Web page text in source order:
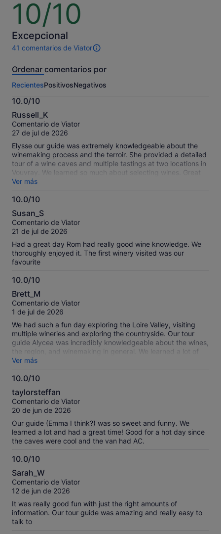
10/10
10
sobre
10
Excepcional
41 comentarios de Viator
41 comentarios
esta
Más
información
sobre
nuestros
comentarios
contrastados.
Ordenar comentarios por
RecientesPositivosNegativos
10.0/10
10.0
sobre
10
Russell_K
Comentario de Viator
27 de jul de 2026
Elysse our guide was extremely knowledgeable about the
winemaking process and the terroir. She provided a detailed
tour of a wine caves and multiple tastings at two locations in
Vouvray. We learned so much about selecting wines. Great
afternoon!
Ver más
10.0/10
10.0
sobre
10
Susan_S
Comentario de Viator
21 de jul de 2026
Had a great day Rom had really good wine knowledge. We
thoroughly enjoyed it. The first winery visited was our
favourite
10.0/10
10.0
sobre
10
Brett_M
Comentario de Viator
1 de jul de 2026
We had such a fun day exploring the Loire Valley, visiting
multiple wineries and exploring the countryside. Our tour
guide Alycea was incredibly knowledgeable about the wines,
the region, and winemaking in general. We learned a lot of
drank some amazing wine. Couldn’t have asked for a better
day.
Ver más
10.0/10
10.0
sobre
10
taylorsteffan
Comentario de Viator
20 de jun de 2026
Our guide (Emma I think?) was so sweet and funny. We
learned a lot and had a great time! Good for a hot day since
the caves were cool and the van had AC.
10.0/10
10.0
sobre
10
Sarah_W
Comentario de Viator
12 de jun de 2026
It was really good fun with just the right amounts of
information. Our tour guide was amazing and really easy to
talk to